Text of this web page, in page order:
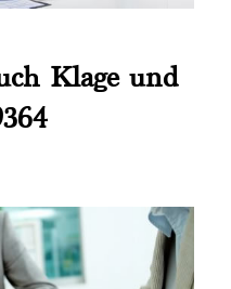
Klage und